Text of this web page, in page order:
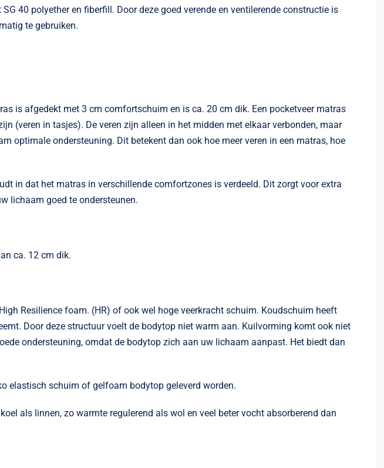
40 polyether en fiberfill. Door deze goed verende en ventilerende constructie is
te gebruiken.
is afgedekt met 3 cm comfortschuim en is ca. 20 cm dik. Een pocketveer matras
(veren in tasjes). De veren zijn alleen in het midden met elkaar verbonden, maar
optimale ondersteuning. Dit betekent dan ook hoe meer veren in een matras, hoe
in dat het matras in verschillende comfortzones is verdeeld. Dit zorgt voor extra
lichaam goed te ondersteunen.
ca. 12 cm dik.
Resilience foam. (HR) of ook wel hoge veerkracht schuim. Koudschuim heeft
Door deze structuur voelt de bodytop niet warm aan. Kuilvorming komt ook niet
ondersteuning, omdat de bodytop zich aan uw lichaam aanpast. Het biedt dan
elastisch schuim of gelfoam bodytop geleverd worden.
als linnen, zo warmte regulerend als wol en veel beter vocht absorberend dan